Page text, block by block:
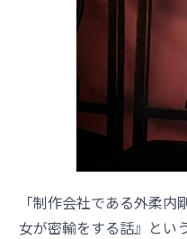
「制作会社である外柔
女が密輸をする話』とい